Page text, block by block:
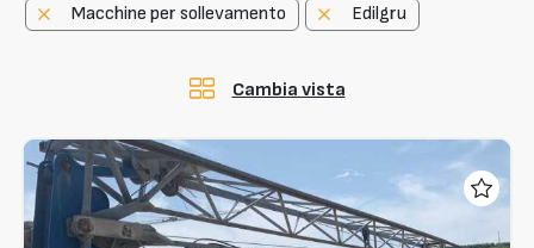
Macchine per sollevamento Edilgru
Cambia vista